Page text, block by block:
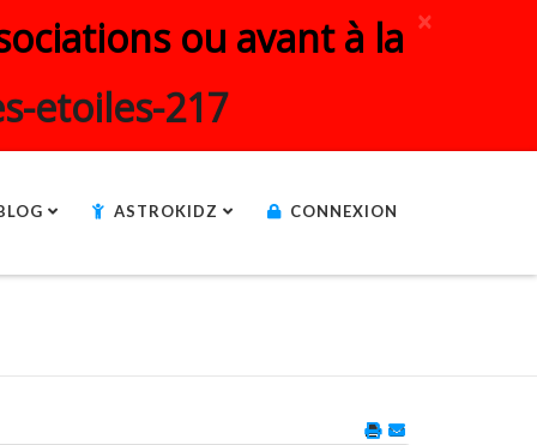
×
ou avant à la
etoiles-217
ASTROKIDZ CONNEXION